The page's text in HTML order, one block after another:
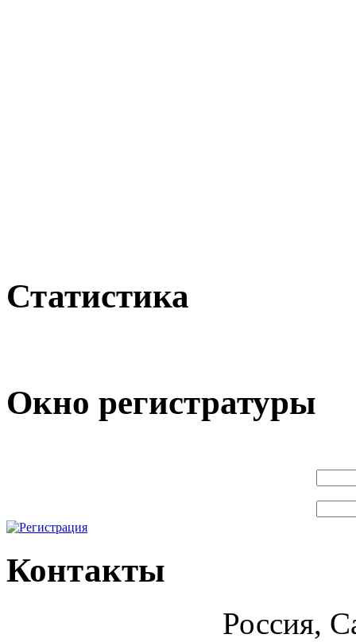
Статистика
Окно регистратуры
Контакты
Россия,